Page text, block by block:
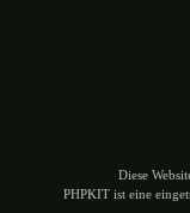
Diese
PHPKIT ist eine